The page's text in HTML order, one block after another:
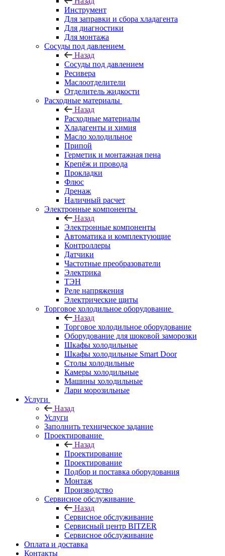
Инструмент
Для заправки и сбора хладагента
Для диагностики
Для монтажа
Сосуды под давлением
Назад
Сосуды под давлением
Ресивера
Маслоотделители
Отделитель жидкости
Расходные материалы
Назад
Расходные материалы
Хладагенты и химия
Масло холодильное
Припой
Герметик и монтажная пена
Крепёж и провода
Прокладки
Флюс
Дренаж
Наличный расчет
Электронные компоненты
Назад
Электронные компоненты
Автоматика и комплектующие
Контроллеры
Датчики
Частотные преобразователи
Электрика
ТЭН
Реле напряжения
Электрические щиты
Торговое холодильное оборудование
Назад
Торговое холодильное оборудование
Оборудование для шоковой заморозки
Шкафы холодильные
Шкафы холодильные Smart Door
Столы холодильные
Камеры холодильные
Машины холодильные
Лари морозильные
Услуги
Назад
Услуги
Заполнить техническое задание
Проектирование
Назад
Проектирование
Проектирование
Подбор и поставка оборудования
Монтаж
Производство
Сервисное обслуживание
Назад
Сервисное обслуживание
Сервисный центр BITZER
Сервисное обслуживание
Оплата и доставка
Контакты